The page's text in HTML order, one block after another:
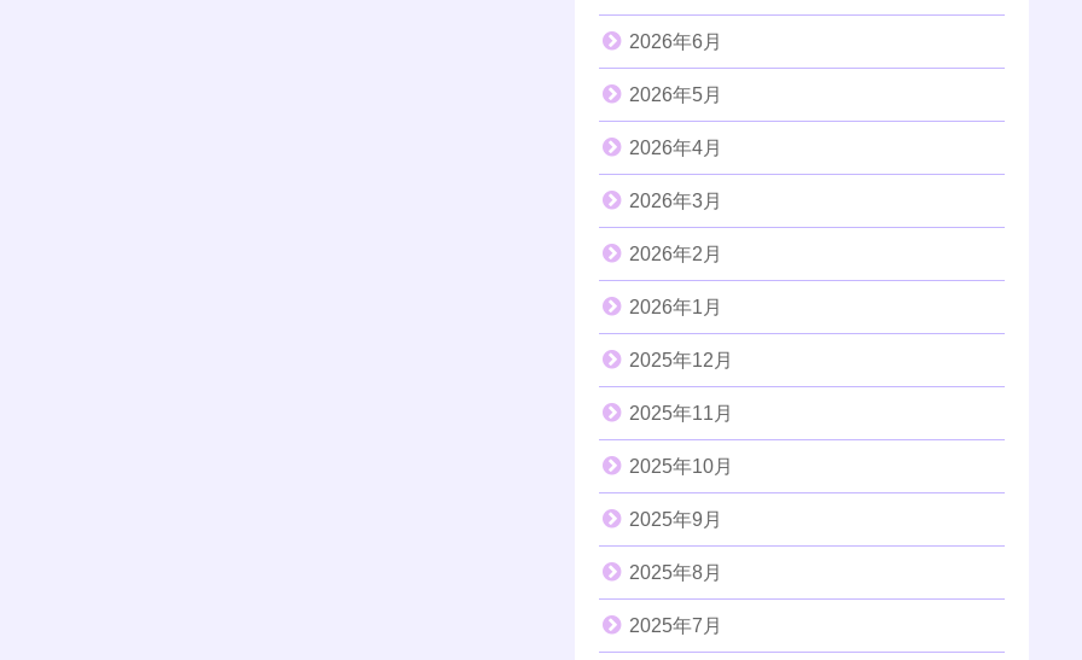
2026年6月
2026年5月
2026年4月
2026年3月
2026年2月
2026年1月
2025年12月
2025年11月
2025年10月
2025年9月
2025年8月
2025年7月